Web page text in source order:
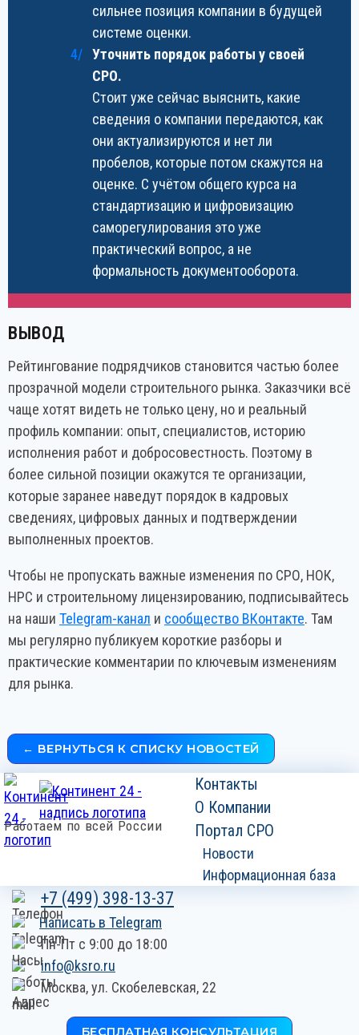
сильнее позиция компании в будущей
системе оценки.
Уточнить порядок работы у своей
СРО.
Стоит уже сейчас выяснить, какие
сведения о компании передаются, как
они актуализируются и нет ли
пробелов, которые потом скажутся на
оценке. С учётом общего курса на
стандартизацию и цифровизацию
саморегулирования это уже
практический вопрос, а не
формальность документооборота.
ВЫВОД
Рейтингование подрядчиков становится частью более
прозрачной модели строительного рынка. Заказчики всё
чаще хотят видеть не только цену, но и реальный
профиль компании: опыт, специалистов, историю
исполнения работ и добросовестность. Поэтому в
более сильной позиции окажутся те организации,
которые заранее наведут порядок в кадровых
сведениях, цифровых данных и подтверждении
выполненных проектов.
Чтобы не пропускать важные изменения по СРО, НОК,
НРС и строительному лицензированию, подписывайтесь
на наши Telegram-канал и сообщество ВКонтакте. Там
мы регулярно публикуем короткие разборы и
практические комментарии по ключевым изменениям
для рынка.
← ВЕРНУТЬСЯ К СПИСКУ НОВОСТЕЙ
Работаем по всей России
Контакты
О Компании
Портал СРО
Новости
Информационная база
+7 (499) 398-13-37
Написать в Telegram
Пн-Пт с 9:00 до 18:00
info@ksro.ru
Москва,ул. Скобелевская, 22
БЕСПЛАТНАЯ КОНСУЛЬТАЦИЯ